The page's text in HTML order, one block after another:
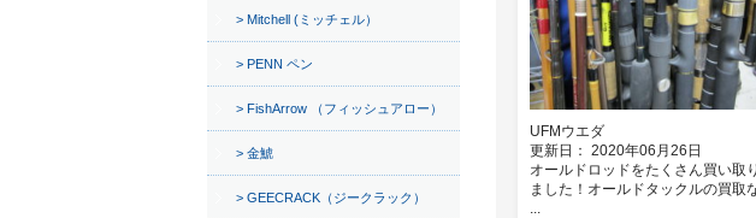
UFMウエダ
更新日： 2020年06月26日
オールドロッドをたくさん買い取
ました！オールドタックルの買取
...
Mitchell (ミッチェル）
PENN ペン
FishArrow （フィッシュアロー）
金鯱
GEECRACK（ジークラック）